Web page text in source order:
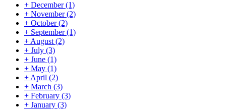
+ December(1)
+ November(2)
+ October(2)
+ September(1)
+ August (2)
+ July (3)
+ June (1)
+ May (1)
+ April (2)
+ March (3)
+ February (3)
+ January (3)